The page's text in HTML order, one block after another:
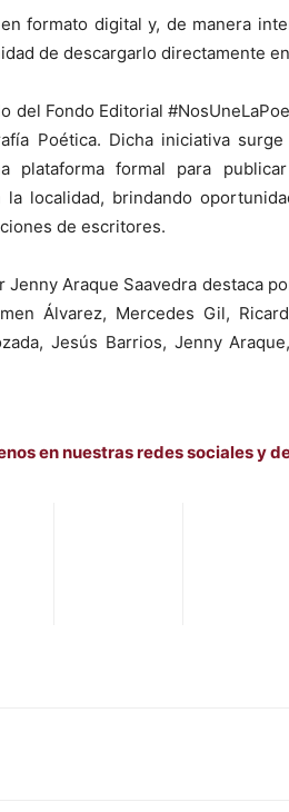
formato digital y, de manera
de descargarlo directamente
del Fondo Editorial
Poética. Dicha iniciativa
plataforma formal para
localidad, brindando
de escritores.
Jenny Araque Saavedra destaca
Álvarez, Mercedes Gil,
Jesús Barrios, Jenny
en nuestras redes sociales y